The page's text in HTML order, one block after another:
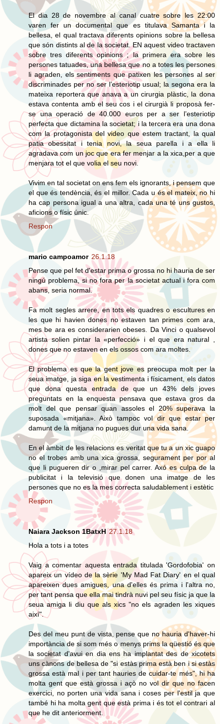
El dia 28 de novembre al canal cuatre sobre les 22:00
varen fer un documental que es titulava Samanta i la
bellesa, el qual tractava diferents opinions sobre la bellesa
que són distints al de la societat. EN aquest video tractaven
sobre tres diferents opinions ; la primera era sobre les
persones tatuades, una bellesa que no a totes les persones
li agraden, els sentiments que patixen les persones al ser
discriminades per no ser l’esteriotip usual; la segona era la
mateixa reportera que anava a un cirurgia plàstic, la dona
estava contenta amb el seu cos i el cirurgià li proposà fer-
se una operació de 40.000 euros per a ser l’esteriotip
perfecta que dictamina la societat; i la tercera era una dona
com la protagonista del video que estem tractant, la qual
patia obessitat i tenia novi, la seua parella i a ella li
agradava com un joc que era fer menjar a la xica,per a que
menjara tot el que volia el seu novi.
Vivim en tal societat on ens fem els ignorants, i pensem que
el que és tendència, és el millor. Cada u és el mateix, no hi
ha cap persona igual a una altra, cada una té uns gustos,
aficions o físic únic.
Respon
mario campoamor 26.1.18
Pense que pel fet d'estar prima o grossa no hi hauria de ser
ningú problema, si no fora per la societat actual i fora com
abans, seria normal.
Fa molt segles arrere, en tots els quadres o escultures en
les que hi havien dones no estaven tan primes com ara,
mes be ara es considerarien obeses. Da Vinci o qualsevol
artista solien pintar la «perfecció» i el que era natural ,
dones que no estaven en els ossos com ara moltes.
El problema es que la gent jove es preocupa molt per la
seua imatge, ja siga en la vestimenta i físicament, els datos
que dona questa entrada de que un 43% dels joves
preguntats en la enquesta pensava que estava gros da
molt del que pensar quan assoles el 20% superava la
suposada «mitjana». Això tampoc vol dir que estar per
damunt de la mitjana no pugues dur una vida sana.
En el àmbit de les relacions es veritat que tu a un xic guapo
no el trobes amb una xica grossa, segurament per por al
que li pugueren dir o ,mirar pel carrer. Axó es culpa de la
publicitat i la televisió que donen una imatge de les
persones que no es la mes correcta saludablement i estètic
Respon
Naiara Jackson 1BatxH 27.1.18
Hola a tots i a totes
Vaig a comentar aquesta entrada titulada 'Gordofobia' on
apareix un vídeo de la sèrie 'My Mad Fat Diary' en el qual
apareixen dues amigues, una d'elles és prima i l'altra no,
per tant pensa que ella mai tindrà nuvi pel seu físic ja que la
seua amiga li diu que als xics "no els agraden les xiques
així".
Des del meu punt de vista, pense que no hauria d'haver-hi
importància de si som més o menys prims la qüestió és que
la societat d'avui en dia ens ha implantat des de xicotets
uns cànons de bellesa de "si estàs prima està ben i si estàs
grossa està mal i per tant hauries de cuidar-te més", hi ha
molta gent que està grossa i açò no vol dir que no facen
exercici, no porten una vida sana i coses per l'estil ja que
també hi ha molta gent que està prima i és tot el contrari al
que he dit anteriorment.